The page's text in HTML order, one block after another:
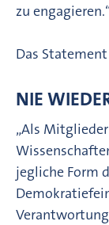
zu
Das
NIE
„Als
jegliche Form